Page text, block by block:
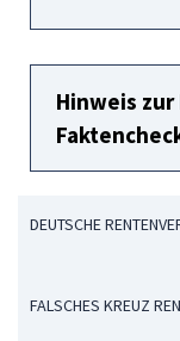
Hinweis
DEUTSCHE
FALSCHES KREUZ